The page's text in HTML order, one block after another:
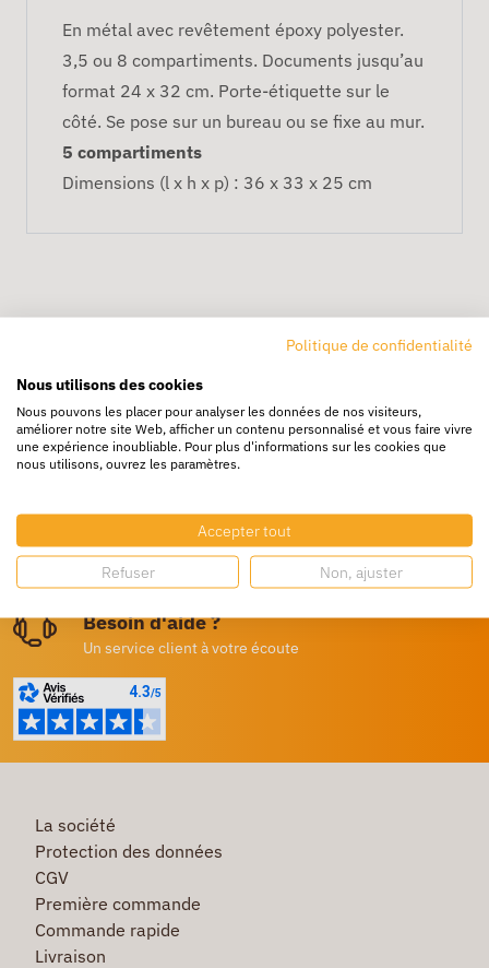
En métal avec revêtement époxy polyester.
3,5 ou 8 compartiments. Documents jusqu’au
format 24 x 32 cm. Porte-étiquette sur le
côté. Se pose sur un bureau ou se fixe au mur.
5 compartiments
Dimensions (l x h x p) : 36 x 33 x 25 cm
Livraison rapide
24/72h partout en europe
Destockage
Profitez de prix bas toute l’année
Besoin d'aide ?
Un service client à votre écoute
La société
Protection des données
CGV
Première commande
Commande rapide
Livraison
Politique de confidentialité
Nous utilisons des cookies
Nous pouvons les placer pour analyser les données de nos visiteurs,
améliorer notre site Web, afficher un contenu personnalisé et vous faire vivre
une expérience inoubliable. Pour plus d'informations sur les cookies que
nous utilisons, ouvrez les paramètres.
Accepter tout
Refuser Non, ajuster